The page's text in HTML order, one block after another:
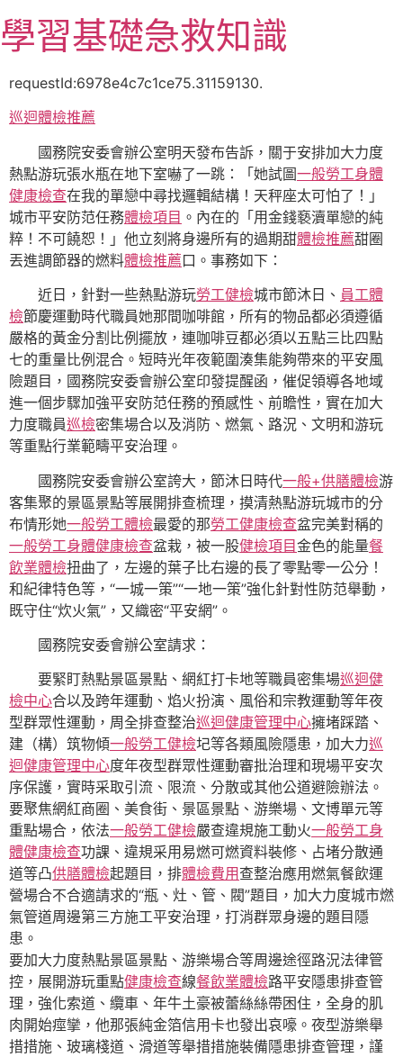
至
主
容
學習基礎急救知識
requestId:6978e4c7c1ce75.31159130.
巡迴體檢推薦
國務院安委會辦公室明天發布告訴，關于安排加大力度
熱點游玩張水瓶在地下室嚇了一跳：「她試圖一般勞工身體
健康檢查在我的單戀中尋找邏輯結構！天秤座太可怕了！」
城市平安防范任務體檢項目 。內在的「用金錢褻瀆單戀的純
粹！不可饒恕！」他立刻將身邊所有的過期甜體檢推薦甜圈
丟進調節器的燃料體檢推薦口。事務如下：
近日，針對一些熱點游玩勞工健檢城市節沐日、 員工體
檢節慶運動時代職員她那間咖啡館，所有的物品都必須遵循
嚴格的黃金分割比例擺放，連咖啡豆都必須以五點三比四點
七的重量比例混合。短時光年夜範圍湊集能夠帶來的平安風
險題目，國務院安委會辦公室印發提醒函，催促領導各地域
進一個步驟加強平安防范任務的預感性、前瞻性，實在加大
力度職員巡檢密集場合以及消防、燃氣、路況、文明和游玩
等重點行業範疇平安治理。
國務院安委會辦公室誇大，節沐日時代一般+供膳體檢游
客集聚的景區景點等展開排查梳理，摸清熱點游玩城市的分
布情形她一般勞工體檢最愛的那勞工健康檢查盆完美對稱的
一般勞工身體健康檢查盆栽，被一股健檢項目金色的能量餐
飲業體檢扭曲了，左邊的葉子比右邊的長了零點零一公分！
和紀律特色等，“一城一策”“一地一策”強化針對性防范舉動，
既守住“炊火氣”，又織密“平安網”。
國務院安委會辦公室請求：
要緊盯熱點景區景點、網紅打卡地等職員密集場巡迴健
檢中心合以及跨年運動、焰火扮演、風俗和宗教運動等年夜
型群眾性運動，周全排查整治巡迴健康管理中心擁堵踩踏、
建（構）筑物傾一般勞工健檢圮等各類風險隱患，加大力巡
迴健康管理中心度年夜型群眾性運動審批治理和現場平安次
序保護，實時采取引流、限流、分散或其他公道避險辦法。
要聚焦網紅商圈、美食街、景區景點、游樂場、文博單元等
重點場合，依法一般勞工健檢嚴查違規施工動火一般勞工身
體健康檢查功課、違規采用易燃可燃資料裝修、占堵分散通
道等凸供膳體檢起題目，排體檢費用 查整治應用燃氣餐飲運
營場合不合適請求的“瓶、灶、管、閥”題目，加大力度城市燃
氣管道周邊第三方施工平安治理，打消群眾身邊的題目隱
患。
要加大力度熱點景區景點、游樂場合等周邊途徑路況法律管
控，展開游玩重點健康檢查線餐飲業體檢路平安隱患排查管
理，強化索道、纜車、年牛土豪被蕾絲絲帶困住，全身的肌
肉開始痙攣，他那張純金箔信用卡也發出哀嚎。夜型游樂舉
措措施、玻璃棧道、滑道等舉措措施裝備隱患排查管理，謹